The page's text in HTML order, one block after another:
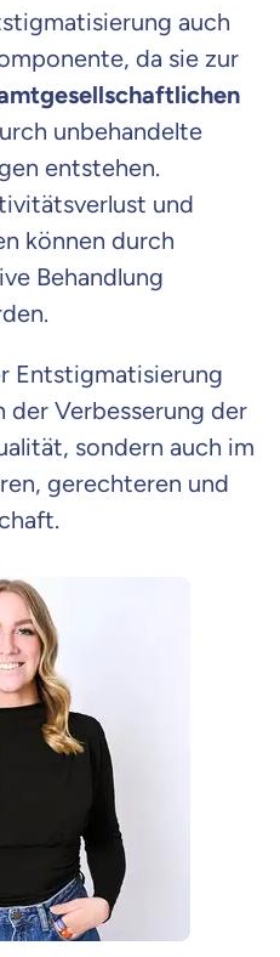
auch
da sie zur
unbehandelte
entstehen.
und
können durch
Behandlung
Entstigmatisierung
Verbesserung der
sondern auch im
gerechteren und